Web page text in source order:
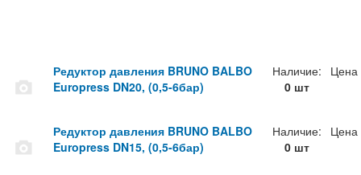
Редуктор давления BRUNO BALBO
Europress DN20, (0,5-6бар)
Наличие:
0 шт
Цена
Редуктор давления BRUNO BALBO
Europress DN15, (0,5-6бар)
Наличие:
0 шт
Цена